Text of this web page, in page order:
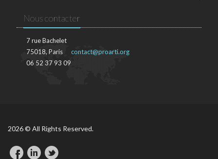
Nous contacter
7 rue Bachelet
75018, Paris
06 52 37 93 09
contact@proarti.org
2026 © All Rights Reserved.